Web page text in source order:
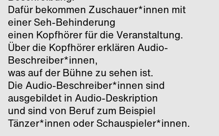
Dafür bekommen Zuschauer*innen mit
einer Seh-Behinderung
einen Kopfhörer für die Veranstaltung.
Über die Kopfhörer erklären Audio-
Beschreiber*innen,
was auf der Bühne zu sehen ist.
Die Audio-Beschreiber*innen sind
ausgebildet in Audio-Deskription
und sind von Beruf zum Beispiel
Tänzer*innen oder Schauspieler*innen.